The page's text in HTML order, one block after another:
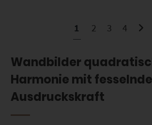
1 2 3 4
Wandbilder
Harmonie mit
Ausdruckskraft